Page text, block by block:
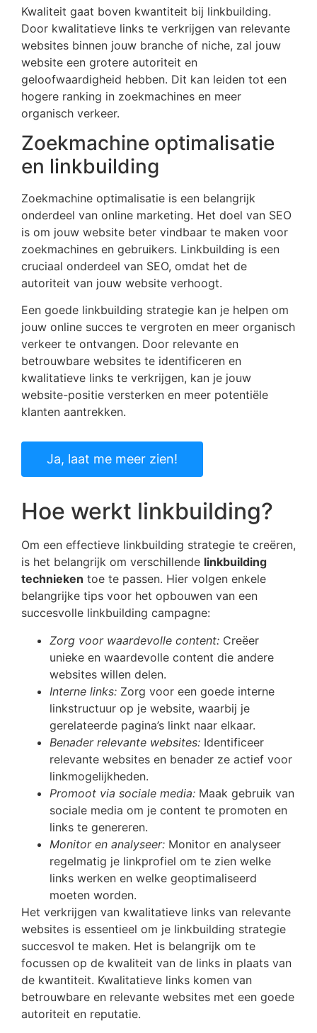
Kwaliteit gaat boven kwantiteit bij linkbuilding.
Door kwalitatieve links te verkrijgen van relevante
websites binnen jouw branche of niche, zal jouw
website een grotere autoriteit en
geloofwaardigheid hebben. Dit kan leiden tot een
hogere ranking in zoekmachines en meer
organisch verkeer.
Zoekmachine optimalisatie
en linkbuilding
Zoekmachine optimalisatie is een belangrijk
onderdeel van online marketing. Het doel van SEO
is om jouw website beter vindbaar te maken voor
zoekmachines en gebruikers. Linkbuilding is een
cruciaal onderdeel van SEO, omdat het de
autoriteit van jouw website verhoogt.
Een goede linkbuilding strategie kan je helpen om
jouw online succes te vergroten en meer organisch
verkeer te ontvangen. Door relevante en
betrouwbare websites te identificeren en
kwalitatieve links te verkrijgen, kan je jouw
website-positie versterken en meer potentiële
klanten aantrekken.
Ja, laat me meer zien!
Hoe werkt linkbuilding?
Om een effectieve linkbuilding strategie te creëren,
is het belangrijk om verschillende linkbuilding
technieken toe te passen. Hier volgen enkele
belangrijke tips voor het opbouwen van een
succesvolle linkbuilding campagne:
Zorg voor waardevolle content: Creëer
unieke en waardevolle content die andere
websites willen delen.
Interne links: Zorg voor een goede interne
linkstructuur op je website, waarbij je
gerelateerde pagina’s linkt naar elkaar.
Benader relevante websites: Identificeer
relevante websites en benader ze actief voor
linkmogelijkheden.
Promoot via sociale media: Maak gebruik van
sociale media om je content te promoten en
links te genereren.
Monitor en analyseer: Monitor en analyseer
regelmatig je linkprofiel om te zien welke
links werken en welke geoptimaliseerd
moeten worden.
Het verkrijgen van kwalitatieve links van relevante
websites is essentieel om je linkbuilding strategie
succesvol te maken. Het is belangrijk om te
focussen op de kwaliteit van de links in plaats van
de kwantiteit. Kwalitatieve links komen van
betrouwbare en relevante websites met een goede
autoriteit en reputatie.